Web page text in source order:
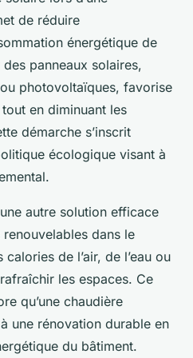
de réduire
énergétique de
panneaux solaires,
photovoltaïques, favorise
en diminuant les
démarche s’inscrit
écologique visant à
autre solution efficace
dans le
de l’air, de l’eau ou
les espaces. Ce
qu’une chaudière
une rénovation durable en
du bâtiment.